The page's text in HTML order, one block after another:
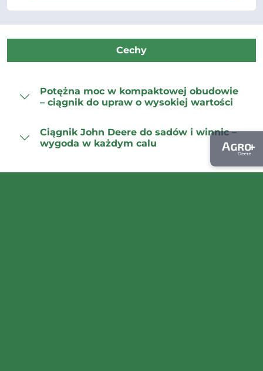
Cechy
Potężna moc w kompaktowej obudowie
– ciągnik do upraw o wysokiej wartości
Ciągnik John Deere do sadów i winnic –
wygoda w każdym calu